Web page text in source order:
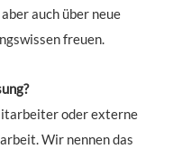
auch über neue
freuen.
oder externe
Wir nennen das